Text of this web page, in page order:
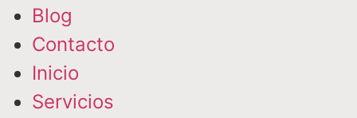
Blog
Contacto
Inicio
Servicios